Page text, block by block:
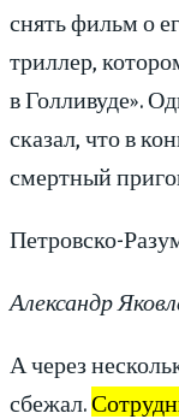
снять фильм о
триллер,
в Голливуде».
сказал, что в
смертный
Петровско-
Александр
А через
сбежал.